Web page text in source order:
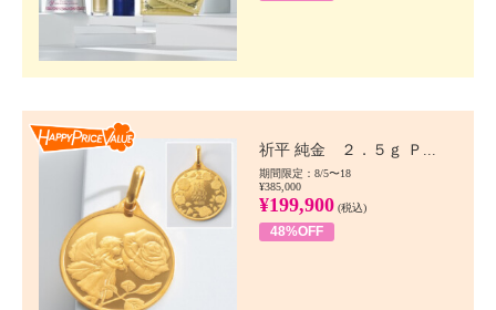
祈平 純金 ２．５ｇ Ｐ...
期間限定：8/5〜18
¥385,000
¥199,900 (税込)
48%OFF